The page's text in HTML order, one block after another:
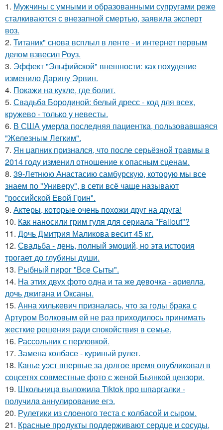
1. Мужчины с умными и образованными супругами реже
сталкиваются с внезапной смертью, заявила эксперт
воз.
2. Титаник" снова всплыл в ленте - и интернет первым
делом взвесил Роуз.
3. Эффект "Эльфийской" внешности: как похудение
изменило Дарину Эрвин.
4. Покажи на кукле, где болит.
5. Свадьба Бородиной: белый дресс - код для всех,
кружево - только у невесты.
6. В США умерла последняя пациентка, пользовавшаяся
"Железным Легким".
7. Ян цапник признался, что после серьёзной травмы в
2014 году изменил отношение к опасным сценам.
8. 39-Летнюю Анастасию самбурскую, которую мы все
знаем по "Универу", в сети всё чаще называют
"российской Евой Грин".
9. Актеры, которые очень похожи друг на друга!
10. Как наносили грим гуля для сериала "Fallout"?
11. Дочь Дмитрия Маликова весит 45 кг.
12. Свадьба - день, полный эмоций, но эта история
трогает до глубины души.
13. Рыбный пирог "Все Сыты".
14. На этих двух фото одна и та же девочка - ариелла,
дочь джигана и Оксаны.
15. Анна хилькевич призналась, что за годы брака с
Артуром Волковым ей не раз приходилось принимать
жесткие решения ради спокойствия в семье.
16. Рассольник с перловкой.
17. Замена колбасе - куриный рулет.
18. Канье уэст впервые за долгое время опубликовал в
соцсетях совместные фото с женой Бьянкой цензори.
19. Школьница выложила Tiktok про шпаргалки -
получила аннулирование егэ.
20. Рулетики из слоеного теста с колбасой и сыром.
21. Красные продукты поддерживают сердце и сосуды,